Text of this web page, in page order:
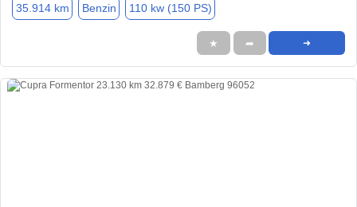
35.914 km Benzin 110 kw (150 PS)
★ ➦ ➜